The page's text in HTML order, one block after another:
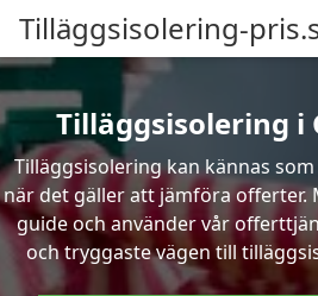
Tilläggsisolering-
Tilläggsisolering i
Tilläggsisolering kan kännas
när det gäller att jämföra offerter.
guide och använder vår
och tryggaste vägen till